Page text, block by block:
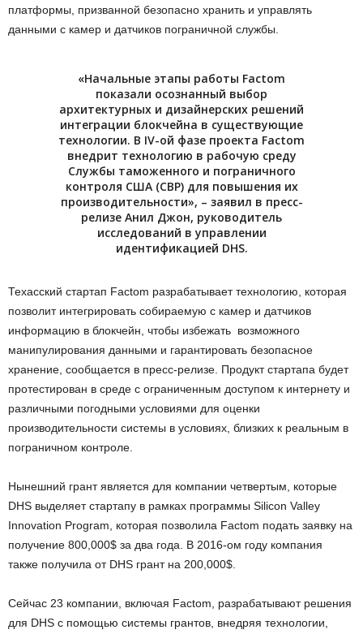
платформы, призванной безопасно хранить и управлять
данными с камер и датчиков пограничной службы.
«Начальные этапы работы Factom
показали осознанный выбор
архитектурных и дизайнерских решений
интеграции блокчейна в существующие
технологии. В IV-ой фазе проекта Factom
внедрит технологию в рабочую среду
Службы таможенного и пограничного
контроля США (CBP) для повышения их
производительности», – заявил в пресс-
релизе Анил Джон, руководитель
исследований в управлении
идентификацией DHS.
Техасский стартап Factom разрабатывает технологию, которая
позволит интегрировать собираемую с камер и датчиков
информацию в блокчейн, чтобы избежать возможного
манипулирования данными и гарантировать безопасное
хранение, сообщается в пресс-релизе. Продукт стартапа будет
протестирован в среде с ограниченным доступом к интернету и
различными погодными условиями для оценки
производительности системы в условиях, близких к реальным в
пограничном контроле.
Нынешний грант является для компании четвертым, которые
DHS выделяет стартапу в рамках программы Silicon Valley
Innovation Program, которая позволила Factom подать заявку на
получение 800,000$ за два года. В 2016-ом году компания
также получила от DHS грант на 200,000$.
Сейчас 23 компании, включая Faсtom, разрабатывают решения
для DHS с помощью системы грантов, внедряя технологии,